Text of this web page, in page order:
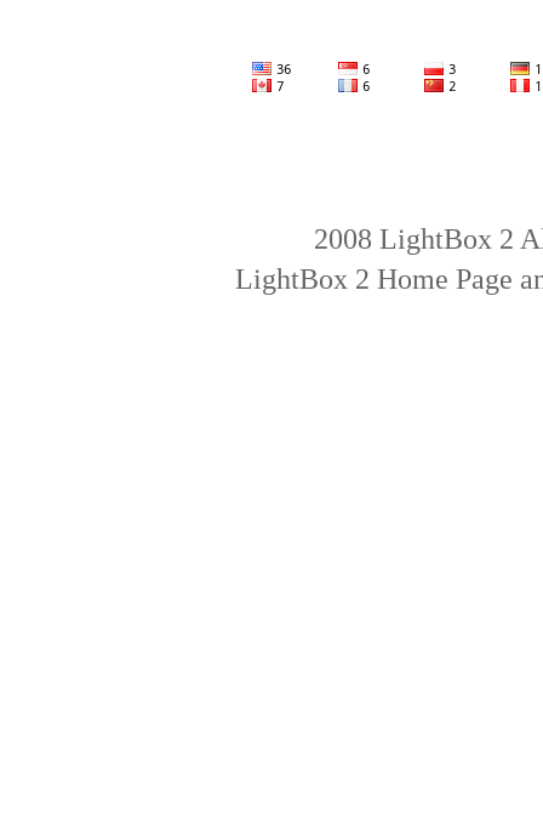
2008 LightBox 2
LightBox 2 Home Page